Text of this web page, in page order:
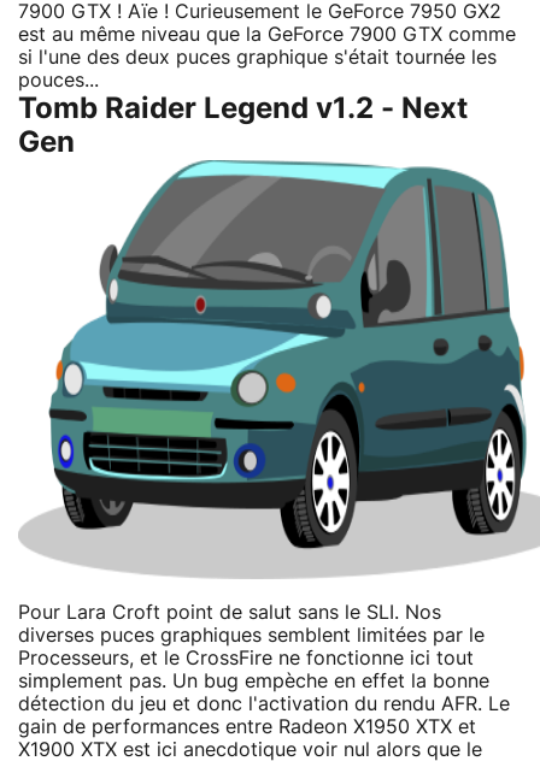
7900 GTX ! Aïe ! Curieusement le GeForce 7950 GX2
est au même niveau que la GeForce 7900 GTX comme
si l'une des deux puces graphique s'était tournée les
pouces...
Tomb Raider Legend v1.2 - Next
Gen
Pour Lara Croft point de salut sans le SLI. Nos
diverses puces graphiques semblent limitées par le
Processeurs, et le CrossFire ne fonctionne ici tout
simplement pas. Un bug empèche en effet la bonne
détection du jeu et donc l'activation du rendu AFR. Le
gain de performances entre Radeon X1950 XTX et
X1900 XTX est ici anecdotique voir nul alors que le